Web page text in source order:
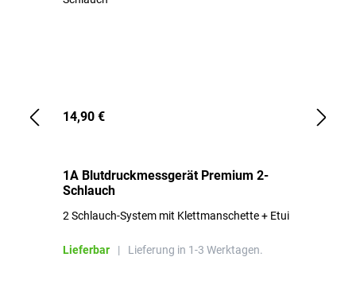
14,90 €
1A Blutdruckmessgerät Premium 2-
Schlauch
2 Schlauch-System mit Klettmanschette + Etui
Lieferbar | Lieferung in 1-3 Werktagen.